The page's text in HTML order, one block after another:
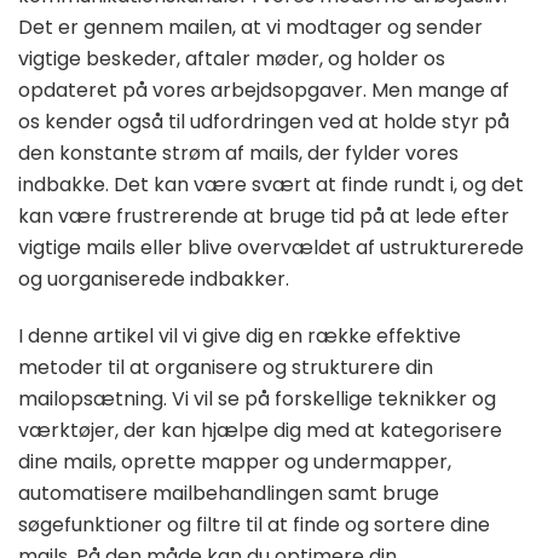
Det er gennem mailen, at vi modtager og sender
vigtige beskeder, aftaler møder, og holder os
opdateret på vores arbejdsopgaver. Men mange af
os kender også til udfordringen ved at holde styr på
den konstante strøm af mails, der fylder vores
indbakke. Det kan være svært at finde rundt i, og det
kan være frustrerende at bruge tid på at lede efter
vigtige mails eller blive overvældet af ustrukturerede
og uorganiserede indbakker.
I denne artikel vil vi give dig en række effektive
metoder til at organisere og strukturere din
mailopsætning. Vi vil se på forskellige teknikker og
værktøjer, der kan hjælpe dig med at kategorisere
dine mails, oprette mapper og undermapper,
automatisere mailbehandlingen samt bruge
søgefunktioner og filtre til at finde og sortere dine